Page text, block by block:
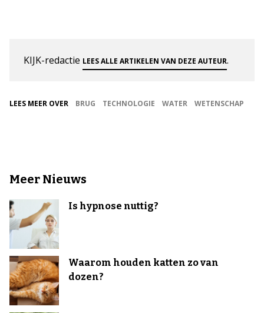
KIJK-redactie LEES ALLE ARTIKELEN VAN DEZE AUTEUR.
LEES MEER OVER BRUG TECHNOLOGIE WATER WETENSCHAP
Meer Nieuws
Is hypnose nuttig?
Waarom houden katten zo van
dozen?